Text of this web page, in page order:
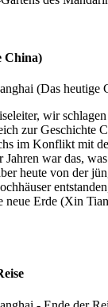
China)
wir
zur Geschichte
im Konflikt mit
war das,
heute von der
Erde (Xin